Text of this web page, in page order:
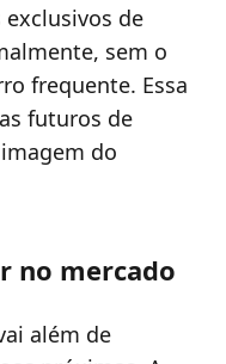
de
sem o
frequente. Essa
futuros de
do
no mercado
além de